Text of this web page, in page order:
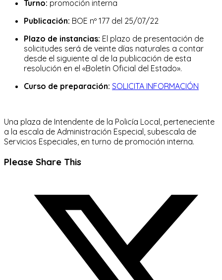
Turno: promoción interna
Publicación: BOE nº 177 del 25/07/22
Plazo de instancias: El plazo de presentación de
solicitudes será de veinte días naturales a contar
desde el siguiente al de la publicación de esta
resolución en el «Boletín Oficial del Estado».
Curso de preparación: SOLICITA INFORMACIÓN
Una plaza de Intendente de la Policía Local, perteneciente
a la escala de Administración Especial, subescala de
Servicios Especiales, en turno de promoción interna.
Please Share ThisCompartir